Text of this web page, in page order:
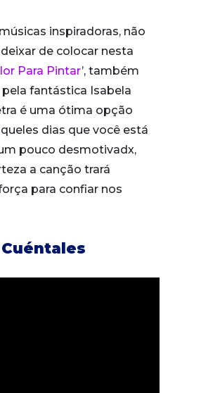
inspiradoras, não
de colocar nesta
Para Pintar’, também
fantástica Isabela
é uma ótima opção
dias que você está
pouco desmotivadx,
a canção trará
para confiar nos
Cuéntales